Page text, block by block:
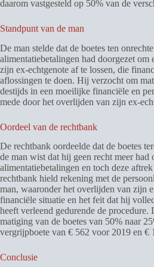
daarom vastgesteld op 50% van de
Standpunt van de man
De man stelde dat de boetes ten
alimentatiebetalingen had doorgezet om
zijn ex-echtgenote af te lossen, die
aflossingen te doen. Hij verzocht om
destijds in een moeilijke financiële en
mede door het overlijden van zijn ex-
Oordeel van de rechtbank
De rechtbank oordeelde dat de boetes
de man wist dat hij geen recht meer had
alimentatiebetalingen en toch deze
rechtbank hield rekening met de
man, waaronder het overlijden van zijn
financiële situatie en het feit dat hij
heeft verleend gedurende de procedure.
matiging van de boetes van 50% naar
vergrijpboete van € 562 voor 2019 en €
Conclusie